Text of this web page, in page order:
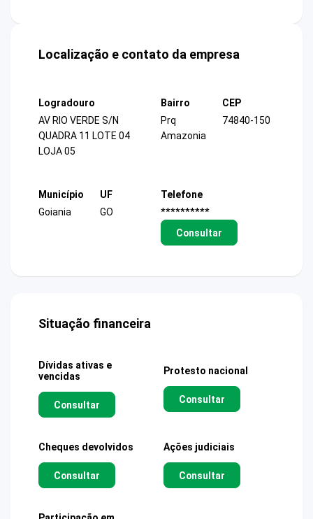
Localização e contato da empresa
Logradouro
AV RIO VERDE S/N
QUADRA 11 LOTE 04
LOJA 05
Bairro
Prq
Amazonia
CEP
74840-150
Município
Goiania
UF
GO
Telefone
**********
Consultar
Situação financeira
Dívidas ativas e
vencidas
Consultar
Protesto nacional
Consultar
Cheques devolvidos
Consultar
Ações judiciais
Consultar